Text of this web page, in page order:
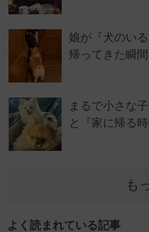
娘が『犬のい
帰ってきた瞬
まるで小さな
と『家に帰る
も
よく読まれている記事